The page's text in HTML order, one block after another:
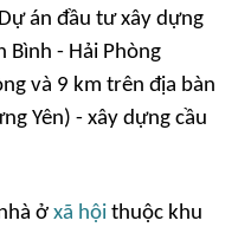
án đầu tư xây dựng
Bình - Hải Phòng
và 9 km trên địa bàn
Yên) - xây dựng cầu
ở xã hội thuộc khu